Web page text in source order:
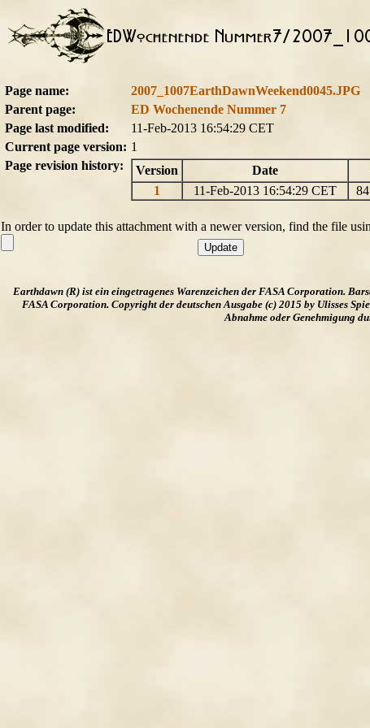
Page name:
2007_1007EarthDawnWeekend0045.JPG
Parent page:
ED Wochenende Nummer 7
Page last modified:
11-Feb-2013 16:54:29 CET
Current page version: 1
Page revision history:
Version Date
1
11-Feb-2013 16:54:29 CET
In order to update this attachment with a newer version, find the file
Earthdawn (R) ist ein eingetragenes Warenzeichen der FASA Corporation.
FASA Corporation. Copyright der deutschen Ausgabe (c) 2015 by Ulisses
Abnahme oder Genehmigung